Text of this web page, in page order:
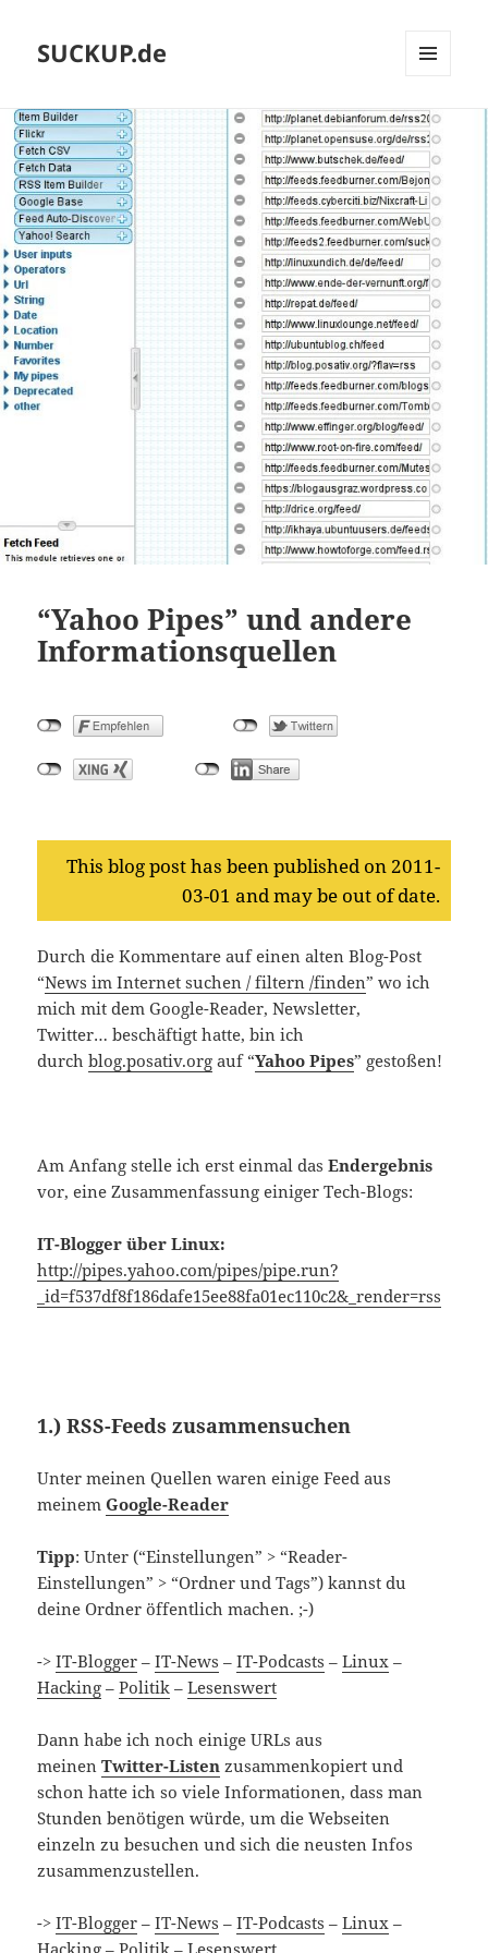
SUCKUP.de
WIDGETS
“Yahoo Pipes” und andere
Informationsquellen
This blog post has been published on 2011-
03-01 and may be out of date.
Durch die Kommentare auf einen alten Blog-Post
“News im Internet suchen / filtern /finden” wo ich
mich mit dem Google-Reader, Newsletter,
Twitter… beschäftigt hatte, bin ich
durchblog.posativ.org auf “Yahoo Pipes” gestoßen!
Am Anfang stelle ich erst einmal dasEndergebnis
vor, eine Zusammenfassung einiger Tech-Blogs:
IT-Blogger über Linux:
http://pipes.yahoo.com/pipes/pipe.run?
_id=f537df8f186dafe15ee88fa01ec110c2&_render=rss
1.) RSS-Feeds zusammensuchen
Unter meinen Quellen waren einige Feed aus
meinemGoogle-Reader
Tipp: Unter (“Einstellungen” > “Reader-
Einstellungen” > “Ordner und Tags”) kannst du
deine Ordner öffentlich machen. ;-)
->IT-Blogger –IT-News –IT-Podcasts –Linux –
Hacking –Politik –Lesenswert
Dann habe ich noch einige URLs aus
meinenTwitter-Listen zusammenkopiert und
schon hatte ich so viele Informationen, dass man
Stunden benötigen würde, um die Webseiten
einzeln zu besuchen und sich die neusten Infos
zusammenzustellen.
->IT-Blogger –IT-News –IT-Podcasts –Linux –